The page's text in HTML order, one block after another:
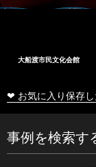
大船渡市民文化会館
❤ お気に入り保存
事例を検索す